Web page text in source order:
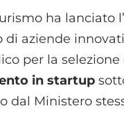
ha lanciato l’
aziende
per la
in startup
dal Ministero